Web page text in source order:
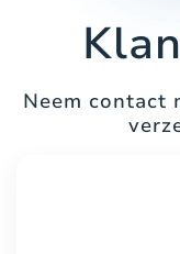
Neem contact